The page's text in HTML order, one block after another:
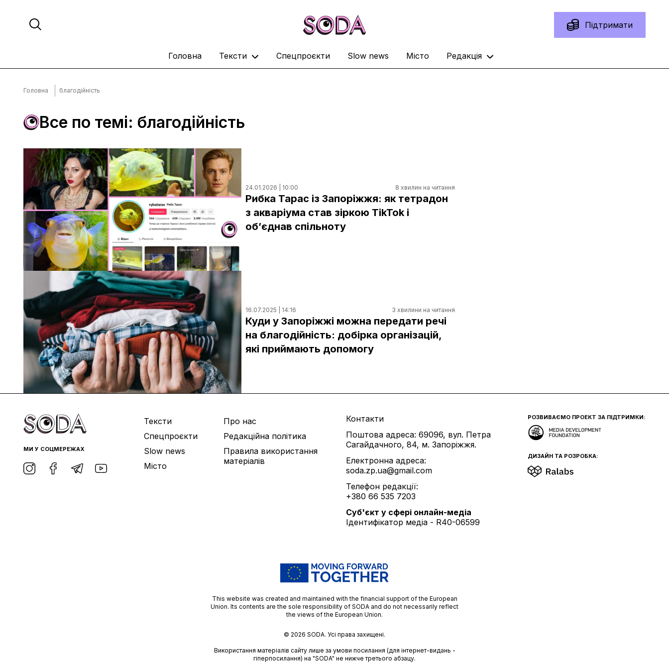
Підтримати
Головна Тексти Спецпроєкти Slow news Місто Редакція
Головна благодійність
Все по темі: благодійність
24.01.2026 | 10:00 8 хвилин на читання
Рибка Тарас із Запоріжжя: як тетрадон
з акваріума став зіркою TikTok і
об’єднав спільноту
16.07.2025 | 14:16 3 хвилини на читання
Куди у Запоріжжі можна передати речі
на благодійність: добірка організацій,
які приймають допомогу
МИ У СОЦМЕРЕЖАХ
Тексти
Спецпроєкти
Slow news
Місто
Про нас
Редакційна політика
Правила використання
матеріалів
Контакти
Поштова адреса: 69096, вул. Петра
Сагайдачного, 84, м. Запоріжжя.
Електронна адреса:
soda.zp.ua@gmail.com
Телефон редакції:
+380 66 535 7203
Cуб'єкт у сфері онлайн-медіа
Ідентифікатор медіа - R40-06599
РОЗВИВАЄМО ПРОЕКТ ЗА ПІДТРИМКИ:
ДИЗАЙН ТА РОЗРОБКА:
This website was created and maintained with the financial support of the European
Union. Its contents are the sole responsibility of SODA and do not necessarily reflect
the views of the European Union.
© 2026 SODA. Усі права захищені.
Використання матеріалів сайту лише за умови посилання (для інтернет-видань -
гіперпосилання) на "SODA" не нижче третього абзацу.